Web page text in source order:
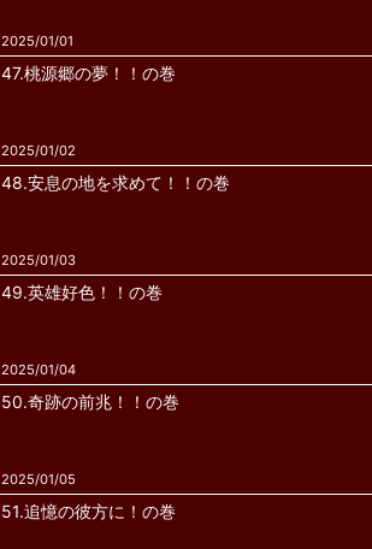
2025/01/01
47.桃源郷の夢！！の巻
2025/01/02
48.安息の地を求めて！！の巻
2025/01/03
49.英雄好色！！の巻
2025/01/04
50.奇跡の前兆！！の巻
2025/01/05
51.追憶の彼方に！の巻